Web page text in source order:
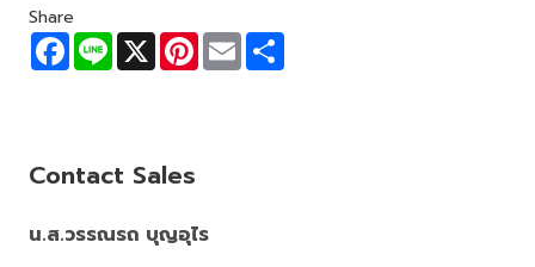
Share
F
a
c
k
L
n
X P
n
E
m
a
Contact Sales
น.ส.วรรณรถ บุญอุไร